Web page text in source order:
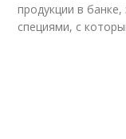
продукции в
специями, с